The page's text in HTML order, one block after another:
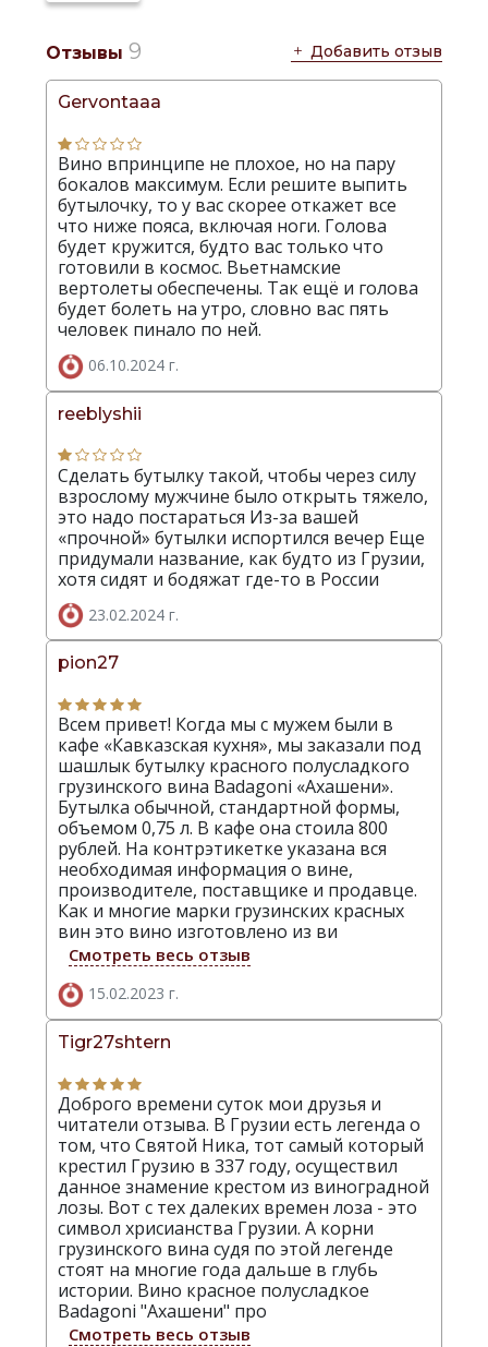
Отзывы 9 Добавить отзыв
Gervontaaa
Вино впринципе не плохое, но на пару
бокалов максимум. Если решите выпить
бутылочку, то у вас скорее откажет все
что ниже пояса, включая ноги. Голова
будет кружится, будто вас только что
готовили в космос. Вьетнамские
вертолеты обеспечены. Так ещё и голова
будет болеть на утро, словно вас пять
человек пинало по ней.
06.10.2024 г.
reeblyshii
Сделать бутылку такой, чтобы через силу
взрослому мужчине было открыть тяжело,
это надо постараться Из-за вашей
«прочной» бутылки испортился вечер Еще
придумали название, как будто из Грузии,
хотя сидят и бодяжат где-то в России
23.02.2024 г.
pion27
Всем привет! Когда мы с мужем были в
кафе «Кавказская кухня», мы заказали под
шашлык бутылку красного полусладкого
грузинского вина Badagoni «Ахашени».
Бутылка обычной, стандартной формы,
объемом 0,75 л. В кафе она стоила 800
рублей. На контрэтикетке указана вся
необходимая информация о вине,
производителе, поставщике и продавце.
Как и многие марки грузинских красных
вин это вино изготовлено из ви
Смотреть весь отзыв
15.02.2023 г.
Tigr27shtern
Доброго времени суток мои друзья и
читатели отзыва. В Грузии есть легенда о
том, что Святой Ника, тот самый который
крестил Грузию в 337 году, осуществил
данное знамение крестом из виноградной
лозы. Вот с тех далеких времен лоза - это
символ хрисианства Грузии. А корни
грузинского вина судя по этой легенде
стоят на многие года дальше в глубь
истории. Вино красное полусладкое
Badagoni "Ахашени" про
Смотреть весь отзыв